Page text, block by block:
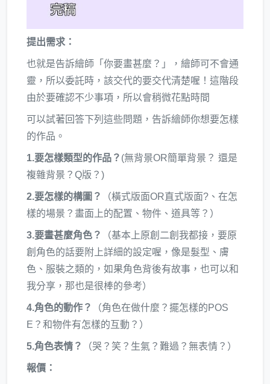
提出需求：
也就是告訴繪師「你要畫甚麼？」，繪師可不會通
靈，所以委託時，該交代的要交代清楚喔！這階段
由於要確認不少事項，所以會稍微花點時間
可以試著回答下列這些問題，告訴繪師你想要怎樣
的作品。
1.要怎樣類型的作品？ (無背景OR簡單背景？ 還是
複雜背景？Q版？)
2.要怎樣的構圖？
（橫式版面OR直式版面?、在怎
樣的場景？畫面上的配置、物件、道具等？）
3.要畫甚麼角色？
（基本上原創二創我都接，要原
創角色的話要附上詳細的設定喔，像是髮型、膚
色、服裝之類的，如果角色背後有故事，也可以和
我分享，那也是很棒的參考）
4.角色的動作？
（角色在做什麼？擺怎樣的POS
E？和物件有怎樣的互動？）
5.角色表情？ （哭？笑？生氣？難過？無表情？）
報價：